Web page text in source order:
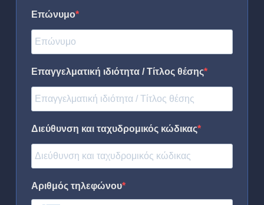
Επώνυμο
Επαγγελματική ιδιότητα / Τίτλος θέσης
Διεύθυνση και ταχυδρομικός κώδικας
Αριθμός τηλεφώνου